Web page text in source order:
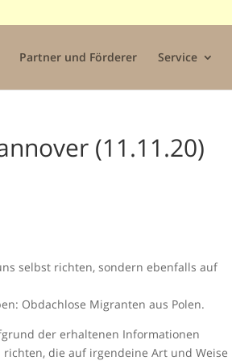
Partner und Förderer Service
(11.11.20)
selbst richten, sondern ebenfalls auf
Obdachlose Migranten aus Polen.
der erhaltenen Informationen
die auf irgendeine Art und Weise